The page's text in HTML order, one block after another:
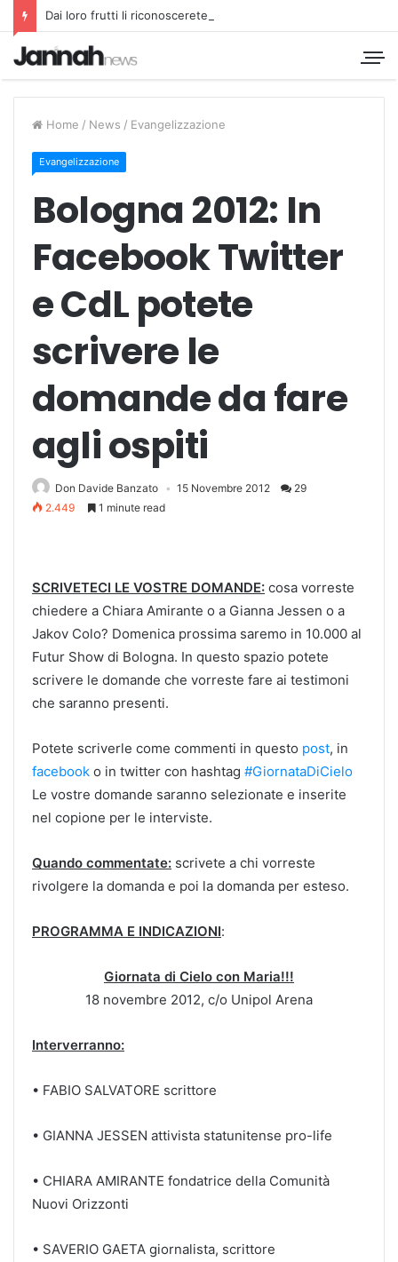
Dai loro frutti li riconoscerete
Home / News / Evangelizzazione
Evangelizzazione
Bologna 2012: In
Facebook Twitter
e CdL potete
scrivere le
domande da fare
agli ospiti
Don Davide Banzato 15 Novembre 2012
29
2.449
1 minute read
SCRIVETECI LE VOSTRE DOMANDE: cosa vorreste
chiedere a Chiara Amirante o a Gianna Jessen o a
Jakov Colo? Domenica prossima saremo in 10.000 al
Futur Show di Bologna. In questo spazio potete
scrivere le domande che vorreste fare ai testimoni
che saranno presenti.
Potete scriverle come commenti in questo post, in
facebook o in twitter con hashtag #GiornataDiCielo
Le vostre domande saranno selezionate e inserite
nel copione per le interviste.
Quando commentate: scrivete a chi vorreste
rivolgere la domanda e poi la domanda per esteso.
PROGRAMMA E INDICAZIONI:
Giornata di Cielo con Maria!!!
18 novembre 2012, c/o Unipol Arena
Interverranno:
• FABIO SALVATORE scrittore
• GIANNA JESSEN attivista statunitense pro-life
• CHIARA AMIRANTE fondatrice della Comunità
Nuovi Orizzonti
• SAVERIO GAETA giornalista, scrittore